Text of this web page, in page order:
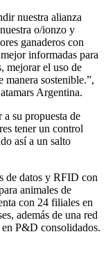
nuestra alianza
o/ionzo y
ganaderos con
informadas para
mejorar el uso de
manera sostenible.”,
Argentina.
a su propuesta de
tener un control
así a un salto
de datos y RFID con
animales de
con 24 filiales en
además de una red
P&D consolidados.